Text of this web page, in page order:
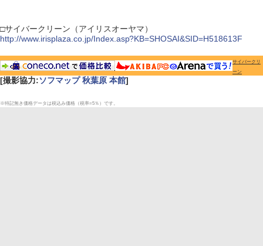
□サイバークリーン（アイリスオーヤマ）
http://www.irisplaza.co.jp/Index.asp?KB=SHOSAI&SID=H518613F
サイバークリ
ーン
[撮影協力:ソフマップ 秋葉原 本館]
※特記無き価格データは税込み価格（税率=5％）です。